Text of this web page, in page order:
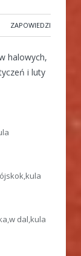
ZAPOWIEDZI
halowych,
i luty
dal,kula